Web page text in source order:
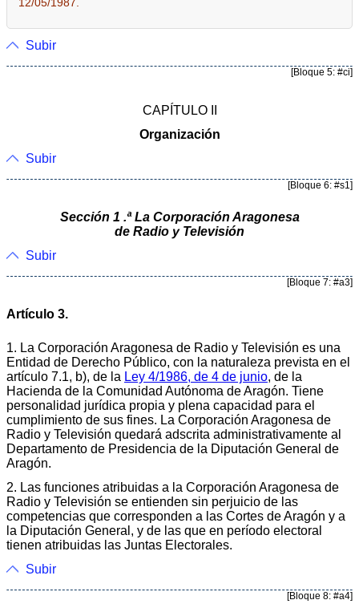
Subir
[Bloque 5: #ci]
CAPÍTULO II
Organización
Subir
[Bloque 6: #s1]
Sección 1 .ª La Corporación Aragonesa
de Radio y Televisión
Subir
[Bloque 7: #a3]
Artículo 3.
1. La Corporación Aragonesa de Radio y Televisión es una
Entidad de Derecho Público, con la naturaleza prevista en el
artículo 7.1, b), de la Ley 4/1986, de 4 de junio, de la
Hacienda de la Comunidad Autónoma de Aragón. Tiene
personalidad jurídica propia y plena capacidad para el
cumplimiento de sus fines. La Corporación Aragonesa de
Radio y Televisión quedará adscrita administrativamente al
Departamento de Presidencia de la Diputación General de
Aragón.
2. Las funciones atribuidas a la Corporación Aragonesa de
Radio y Televisión se entienden sin perjuicio de las
competencias que corresponden a las Cortes de Aragón y a
la Diputación General, y de las que en período electoral
tienen atribuidas las Juntas Electorales.
Subir
[Bloque 8: #a4]